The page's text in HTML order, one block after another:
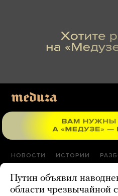
НОВОСТИ ИСТОРИИ
Путин объявил
области чрезвычайной